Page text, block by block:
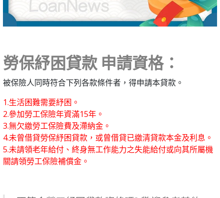
勞保紓困貸款 申請資格：
被保險人同時符合下列各款條件者，得申請本貸款。
1.生活困難需要紓困。
2.參加勞工保險年資滿15年。
3.無欠繳勞工保險費及滯納金。
4.未曾借貸勞保紓困貸款，或曾借貸已繳清貸款本金及利息。
5.未請領老年給付、終身無工作能力之失能給付或向其所屬機
關請領勞工保險補償金。